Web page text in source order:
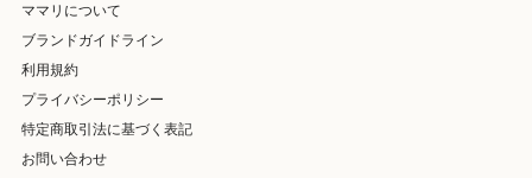
ママリについて
ブランドガイドライン
利用規約
プライバシーポリシー
特定商取引法に基づく表記
お問い合わせ